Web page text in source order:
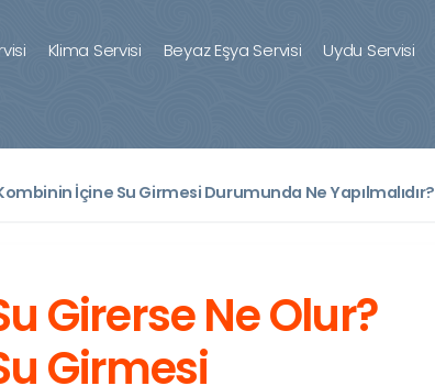
Klima Servisi Beyaz Eşya Servisi Uydu Servisi
İçine Su Girmesi Durumunda Ne Yapılmalıdır?
Girerse Ne Olur?
Girmesi